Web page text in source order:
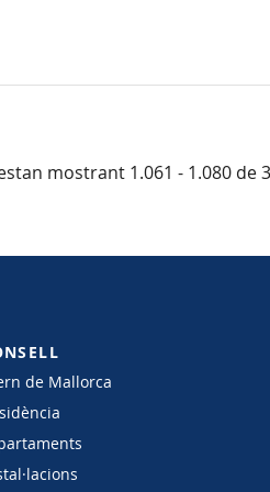
mostrant 1.061 - 1.080 de
de Mallorca